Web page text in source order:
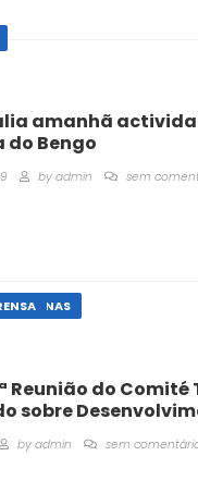
amanhã
do Bengo
by admin sem
INTERNAS
Reunião do Comité
sobre
(CTE-DSTE-3)
by admin sem